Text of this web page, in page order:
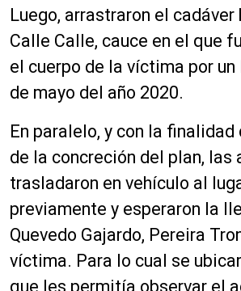
Luego, arrastraron el
Calle Calle, cauce en el que
el cuerpo de la víctima por un
de mayo del año 2020.
En paralelo, y con la
de la concreción del plan, las
trasladaron en vehículo al
previamente y esperaron la
Quevedo Gajardo, Pereira
víctima. Para lo cual se
que les permitía observar el